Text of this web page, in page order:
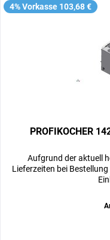
4% Vorkasse 103,68 €
PROFIKOCHER
Aufgrund der aktuell
Lieferzeiten bei